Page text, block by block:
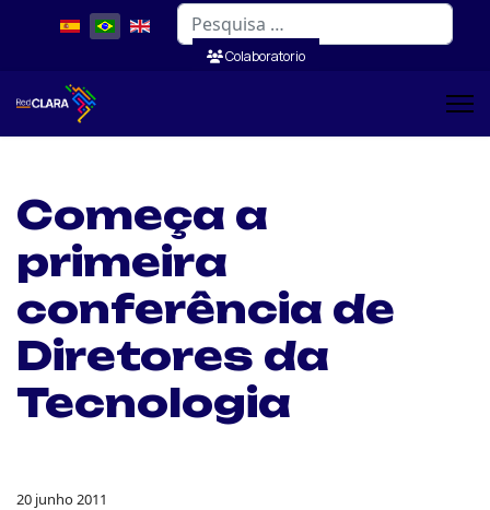
Pesquisar
Colaboratorio
Começa a
primeira
conferência de
Diretores da
Tecnologia
20 junho 2011